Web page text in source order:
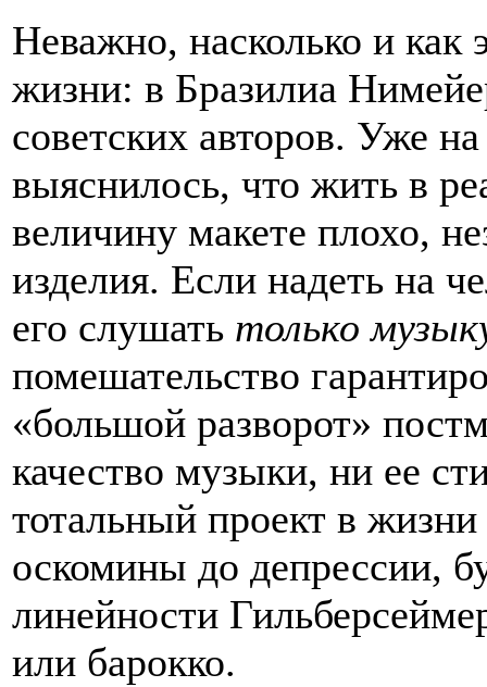
Неважно, насколько и как
жизни: в Бразилиа
советских авторов. Уже
выяснилось, что жить в
величину макете плохо,
изделия. Если надеть на
его слушать только
помешательство
«большой разворот»
качество музыки, ни ее
тотальный проект в
оскомины до депрессии,
линейности
или барокко.